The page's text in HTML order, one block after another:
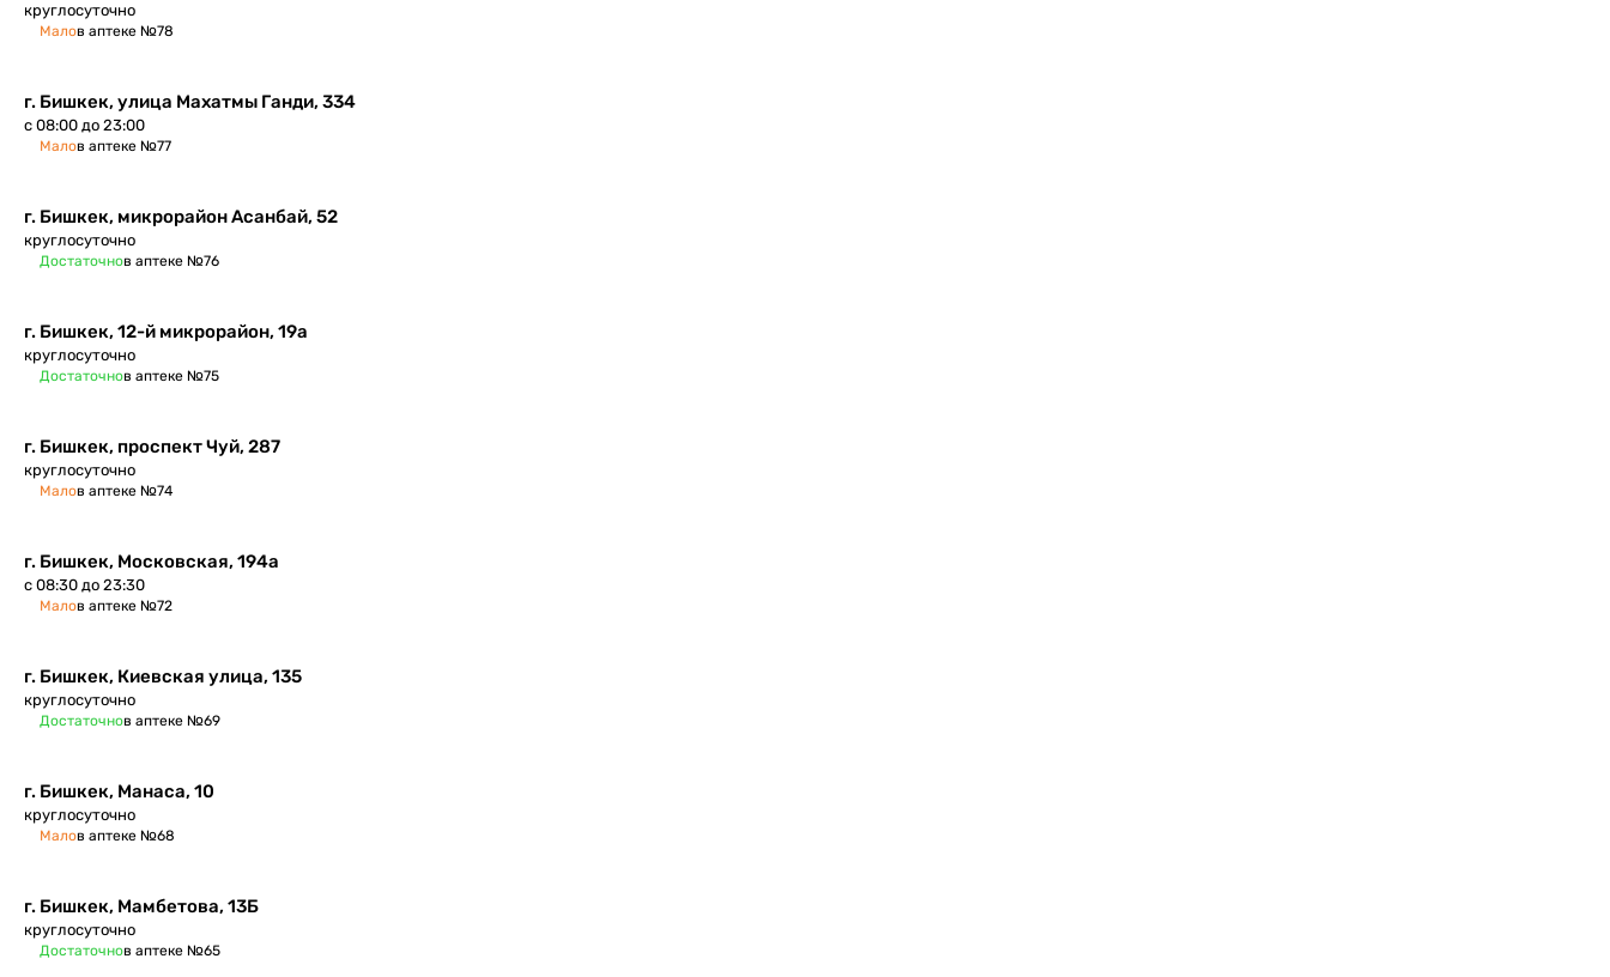
круглосуточно
Малов аптеке №78
г. Бишкек, улица Махатмы Ганди, 334
с 08:00 до 23:00
Малов аптеке №77
г. Бишкек, микрорайон Асанбай, 52
круглосуточно
Достаточнов аптеке №76
г. Бишкек, ​12-й микрорайон, 19а
круглосуточно
Достаточнов аптеке №75
г. Бишкек, проспект Чуй, 287
круглосуточно
Малов аптеке №74
г. Бишкек, ​Московская, 194а
с 08:30 до 23:30
Малов аптеке №72
г. Бишкек, Киевская улица, 135
круглосуточно
Достаточнов аптеке №69
г. Бишкек, Манаса, 10
круглосуточно
Малов аптеке №68
г. Бишкек, Мамбетова, 13Б
круглосуточно
Достаточнов аптеке №65